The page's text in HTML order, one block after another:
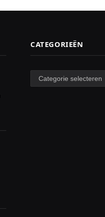
CATEGORIEËN
Categorieën